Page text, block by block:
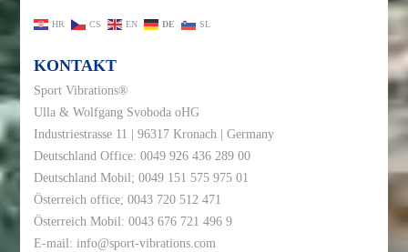
HR CS EN DE SL
KONTAKT
Sport Vibrations®
Ulla & Wolfgang Svoboda oHG
Industriestrasse 11 | 96317 Kronach | Germany
Deutschland Office: 0049 926 436 289 00
Deutschland Mobil; 0049 151 575 975 01
Österreich office; 0043 720 512 471
Österreich Mobil: 0043 676 721 496 9
E-mail:info@sport-vibrations.com